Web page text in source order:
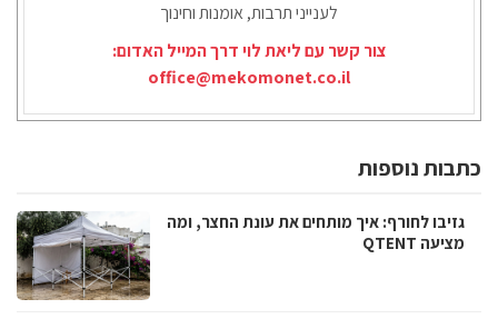
לענייני תרבות, אומנות וחינוך
צור קשר עם ליאת לוי דרך המייל האדום:
office@mekomonet.co.il
כתבות נוספות
גזיבו לחורף: איך מותחים את עונת החצר, ומה
מציעה QTENT